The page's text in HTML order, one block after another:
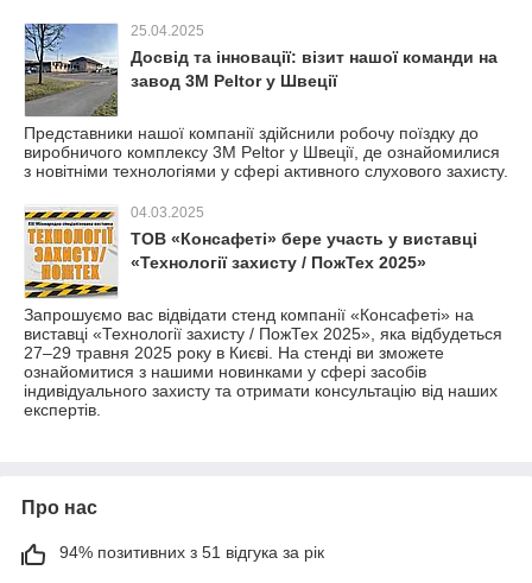
25.04.2025
Досвід та інновації: візит нашої команди на
завод 3M Peltor у Швеції
Представники нашої компанії здійснили робочу поїздку до
виробничого комплексу 3M Peltor у Швеції, де ознайомилися
з новітніми технологіями у сфері активного слухового захисту.
04.03.2025
ТОВ «Консафеті» бере участь у виставці
«Технології захисту / ПожТех 2025»
Запрошуємо вас відвідати стенд компанії «Консафеті» на
виставці «Технології захисту / ПожТех 2025», яка відбудеться
27–29 травня 2025 року в Києві. На стенді ви зможете
ознайомитися з нашими новинками у сфері засобів
індивідуального захисту та отримати консультацію від наших
експертів.
Про нас
94% позитивних з 51 відгука за рік